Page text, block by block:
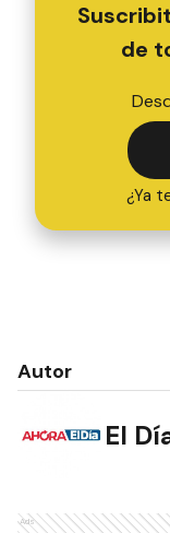
de
¿Ya
Autor
El
Ads